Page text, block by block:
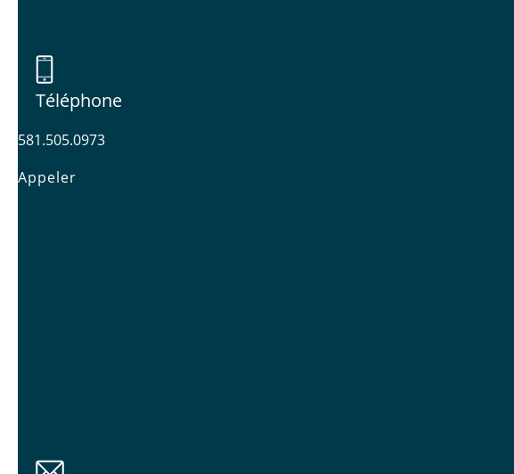
Téléphone
581.505.0973
Appeler